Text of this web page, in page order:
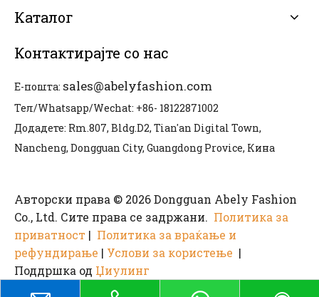
Каталог
Контактирајте со нас
Е-пошта: sales@abelyfashion.com
Тел/Whatsapp/Wechat: +86- 18122871002
Додадете: Rm.807, Bldg.D2, Tian'an Digital Town,
Nancheng, Dongguan City, Guangdong Provice, Кина
Авторски права © 2026 Dongguan Abely Fashion
Co., Ltd. Сите права се задржани. Политика за
приватност | Политика за враќање и
рефундирање | Услови за користење |
Поддршка од Џиулинг